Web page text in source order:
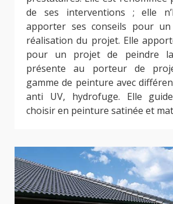
de ses interventions ; elle
apporter ses conseils pour
réalisation du projet. Elle
pour un projet de peindre
présente au porteur de
gamme de peinture avec
anti UV, hydrofuge. Elle
choisir en peinture satinée et